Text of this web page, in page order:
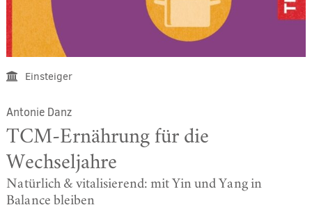
Einsteiger
Antonie Danz
TCM-Ernährung für die
Wechseljahre
Natürlich & vitalisierend: mit Yin und Yang in
Balance bleiben